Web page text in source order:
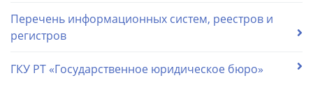
Перечень информационных систем, реестров и
регистров
ГКУ РТ «Государственное юридическое бюро»